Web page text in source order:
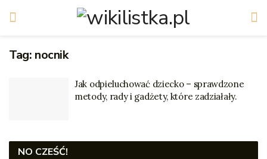
Tag: nocnik
Jak odpieluchować dziecko – sprawdzone
metody, rady i gadżety, które zadziałały.
NO CZEŚĆ!